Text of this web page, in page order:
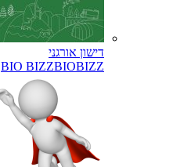
דישון אורגני
BIO BIZZBIOBIZZ